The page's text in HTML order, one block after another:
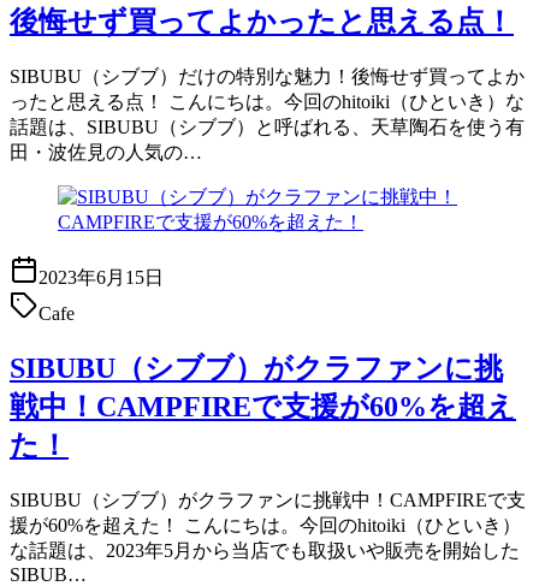
後悔せず買ってよかったと思える点！
SIBUBU（シブブ）だけの特別な魅力！後悔せず買ってよか
ったと思える点！ こんにちは。今回のhitoiki（ひといき）な
話題は、SIBUBU（シブブ）と呼ばれる、天草陶石を使う有
田・波佐見の人気の…
2023年6月15日
Cafe
SIBUBU（シブブ）がクラファンに挑
戦中！CAMPFIREで支援が60%を超え
た！
SIBUBU（シブブ）がクラファンに挑戦中！CAMPFIREで支
援が60%を超えた！ こんにちは。今回のhitoiki（ひといき）
な話題は、2023年5月から当店でも取扱いや販売を開始した
SIBUB…